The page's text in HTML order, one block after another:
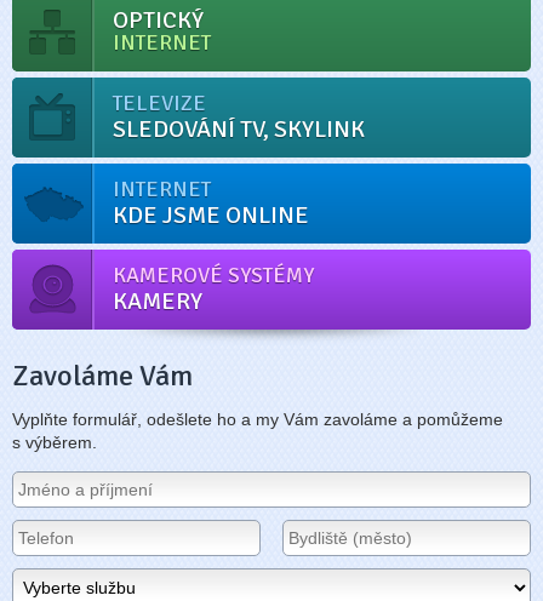
OPTICKÝ
INTERNET
TELEVIZE
SLEDOVÁNÍ TV, SKYLINK
INTERNET
KDE JSME ONLINE
KAMEROVÉ SYSTÉMY
KAMERY
Zavoláme Vám
Vyplňte formulář, odešlete ho a my Vám zavoláme a pomůžeme
s výběrem.